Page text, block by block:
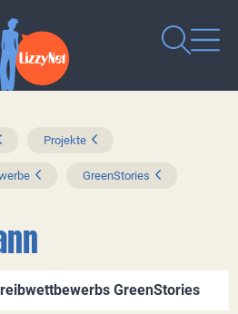
Projekte
GreenStories
GreenStories